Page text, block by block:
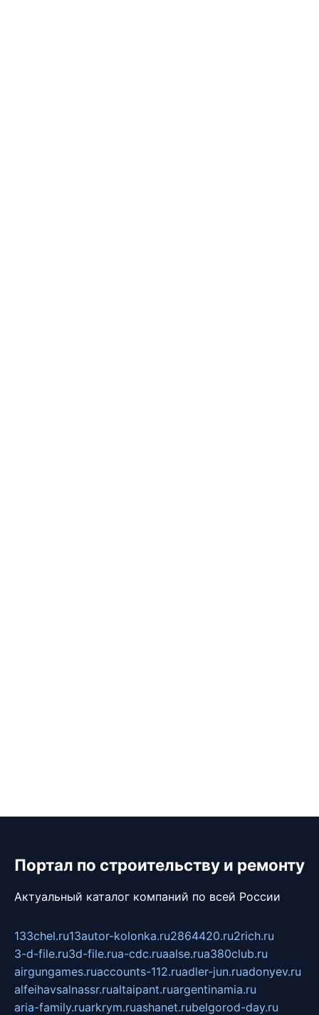
Портал по строительству и ремонту
Актуальный каталог компаний по всей России
133chel.ru13autor-kolonka.ru2864420.ru2rich.ru
3-d-file.ru3d-file.rua-cdc.ruaalse.rua380club.ru
airgungames.ruaccounts-112.ruadler-jun.ruadonyev.ru
alfeihavsalnassr.rualtaipant.ruargentinamia.ru
aria-family.ruarkrym.ruashanet.rubelgorod-day.ru